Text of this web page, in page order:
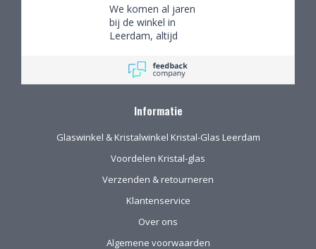
We komen al jaren
bij de winkel in
Leerdam, altijd
waar we een aantal
van gekocht hebben.
Na onze verhuizing
het eerst via de site
geeft prima
informatie, de
verzending van het
kwetsbare glas is
Informatie
Glaswinkel & Kristalwinkel Kristal-Glas Leerdam
Voordelen Kristal-glas
Verzenden & retourneren
Klantenservice
Over ons
Algemene voorwaarden